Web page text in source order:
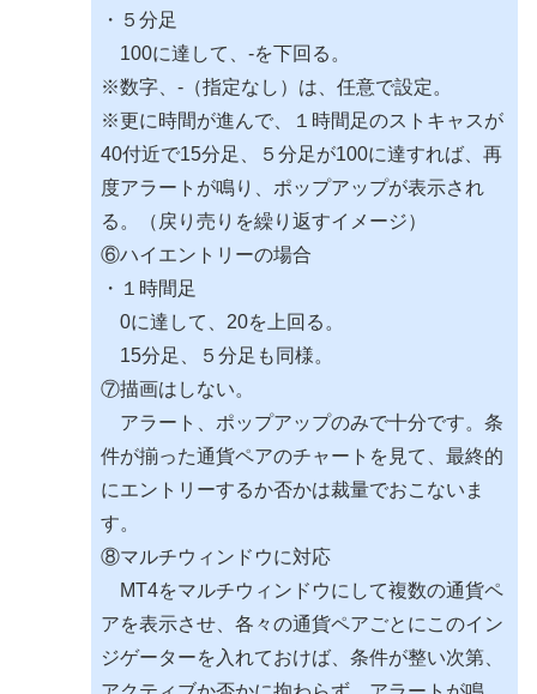
・５分足
100に達して、-を下回る。
※数字、-（指定なし）は、任意で設定。
※更に時間が進んで、１時間足のストキャスが
40付近で15分足、５分足が100に達すれば、再
度アラートが鳴り、ポップアップが表示され
る。（戻り売りを繰り返すイメージ）
⑥ハイエントリーの場合
・１時間足
0に達して、20を上回る。
15分足、５分足も同様。
⑦描画はしない。
アラート、ポップアップのみで十分です。条
件が揃った通貨ペアのチャートを見て、最終的
にエントリーするか否かは裁量でおこないま
す。
⑧マルチウィンドウに対応
MT4をマルチウィンドウにして複数の通貨ペ
アを表示させ、各々の通貨ペアごとにこのイン
ジゲーターを入れておけば、条件が整い次第、